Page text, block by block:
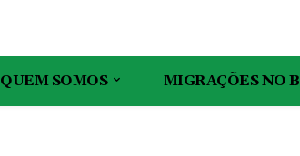
QUEM SOMOS MIGRAÇÕES NO